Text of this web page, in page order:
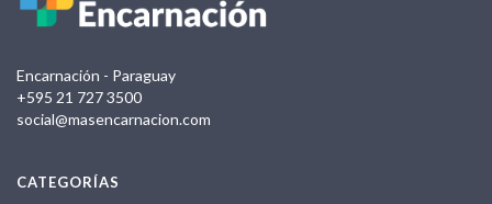
Encarnación - Paraguay
+595 21 727 3500
social@masencarnacion.com
CATEGORÍAS